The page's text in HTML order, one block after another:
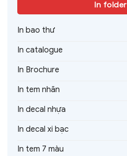
In folder
In bao thư
In catalogue
In Brochure
In tem nhãn
In decal nhựa
In decal xi bạc
In tem 7 màu